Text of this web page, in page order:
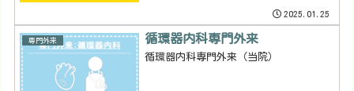
2025.01.25
専門外来 循環器内科専門外来
循環器内科専門外来（当院）